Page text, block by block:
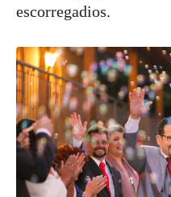
escorregadios.